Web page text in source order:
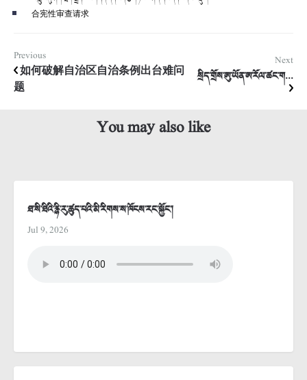
合宪性审查请求
Previous
如何破解自治区自治条例出台难问
题
Next
སྲིད་གྲོས་ཨུ་ཡོན་ཨ་རོལ་ཚང་ག...
You may also like
ཐ་སི་ཐིའི་རྙི་རུ་ཚུད་པའི་མི་རིགས་ས་ཁོངས་རང་སྐྱོང་།
Jul 9, 2026